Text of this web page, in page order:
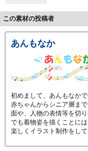
この素材の投稿者
あんもなか
初めまして、あんもなか
赤ちゃんからシニア層ま
面や、人物の表情等を切
でも着物姿を描くことに
楽しくイラスト制作をし